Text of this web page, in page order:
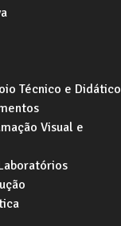
Técnico e Didático
Visual e